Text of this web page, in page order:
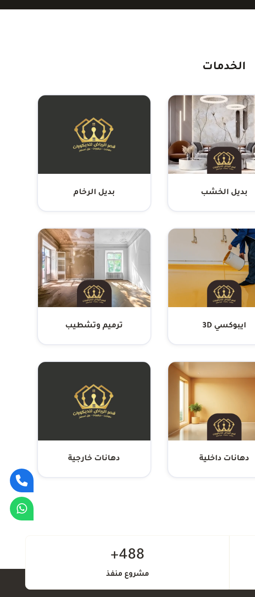
الخدمات
بديل الخشب بديل الرخام
ايبوكسي 3D ترميم وتشطيب
دهانات داخلية دهانات خارجية
+
488+
مشروع منفذ